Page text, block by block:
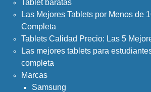
Tablet baratas
Las Mejores Tablets por Menos de
Completa
Tablets Calidad Precio: Las 5
Las mejores tablets para
completa
Marcas
Samsung